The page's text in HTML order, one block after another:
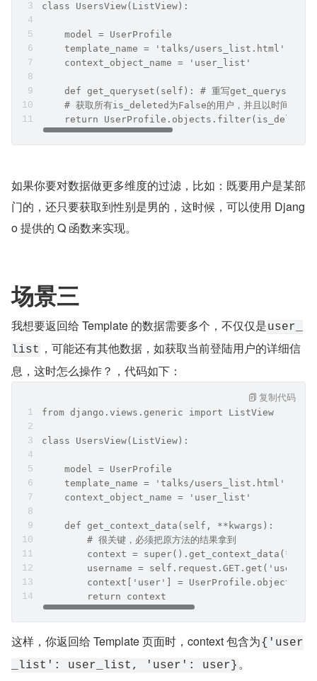
class UsersView(ListView):
    model = UserProfile
    template_name = 'talks/users_list.html'
    context_object_name = 'user_list'
    def get_queryset(self): # 重写get_queryset方法
# 获取所有is_deleted为False的用户，并且以时间倒序返
return
如果你要对数据做更多维度的过滤，比如：既要用户是某部
门的，还只要获取到性别是男的，这时候，可以使用 Djang
o 提供的 Q 函数来实现。
场景三
我想要返回给 Template 的数据需要多个，不仅仅是user_
list ，可能还有其他数据，如获取当前登陆用户的详细信
息，这时怎么操作？，代码如下：
from django.views.generic import ListView
class UsersView(ListView):
    model = UserProfile
    template_name = 'talks/users_list.html'
    context_object_name = 'user_list'
def get_context_data(self, **kwargs):   # 重
        # 很关键，必须把原方法的结果拿到
context =
username = self.request.GET.get('user',
context['user'] =
        return context
复制代码
这样，你返回给 Template 页面时，context 包含为{'user
_list': user_list, 'user': user} 。